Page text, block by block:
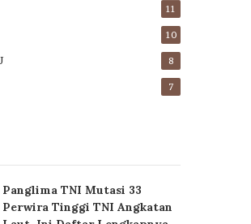
11
10
8
7
Panglima TNI Mutasi 33
Perwira Tinggi TNI Angkatan